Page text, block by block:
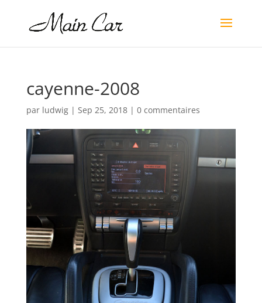
cayenne-2008
par ludwig| Sep 25, 2018| 0 commentaires